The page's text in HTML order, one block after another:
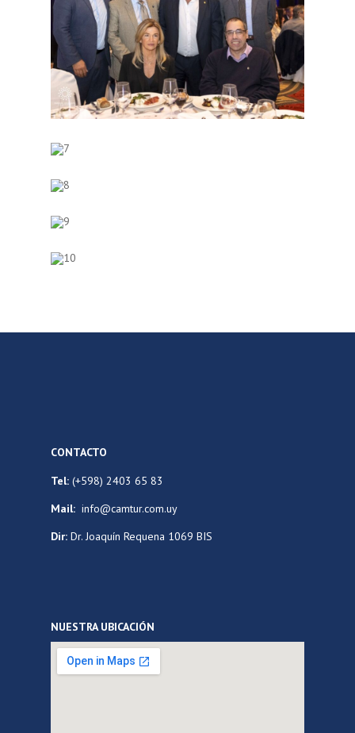
CONTACTO
Tel: (+598) 2403 65 83
Mail: info@camtur.com.uy
Dir: Dr. Joaquín Requena 1069 BIS
NUESTRA UBICACIÓN